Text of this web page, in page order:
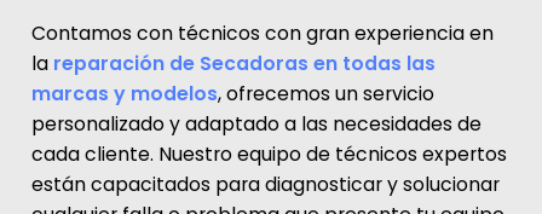
Contamos con técnicos con gran experiencia en
la reparación de Secadoras en todas las
marcas y modelos, ofrecemos un servicio
personalizado y adaptado a las necesidades de
cada cliente. Nuestro equipo de técnicos expertos
están capacitados para diagnosticar y solucionar